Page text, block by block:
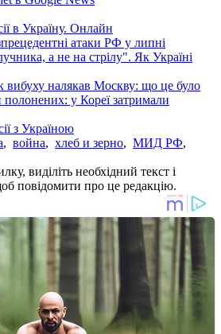
в Україну. Онлайн
атаки РФ у липні
а не на стрілу". Як Україні
вибуху налякав Москву: що це було
полонених: у Кореї затримали
з Україною
, война, хлеб и зерно, МИД РФ,
виділіть необхідний текст і
повідомити про це редакцію.